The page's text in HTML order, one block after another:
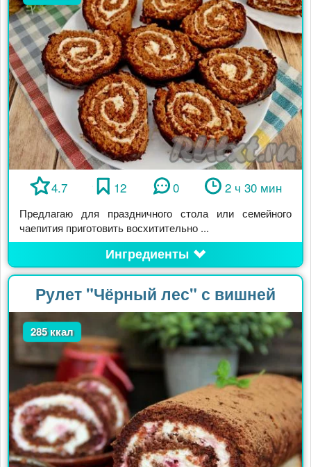
4.7 12 0 2 ч 30 мин
Предлагаю для праздничного стола или семейного
чаепития приготовить восхитительно ...
Ингредиенты
Рулет "Чёрный лес" с вишней
285 ккал